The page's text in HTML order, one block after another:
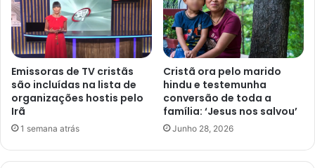
Emissoras de TV cristãs
são incluídas na lista de
organizações hostis pelo
Irã
1 semana atrás
Cristã ora pelo marido
hindu e testemunha
conversão de toda a
família: ‘Jesus nos salvou’
Junho 28, 2026